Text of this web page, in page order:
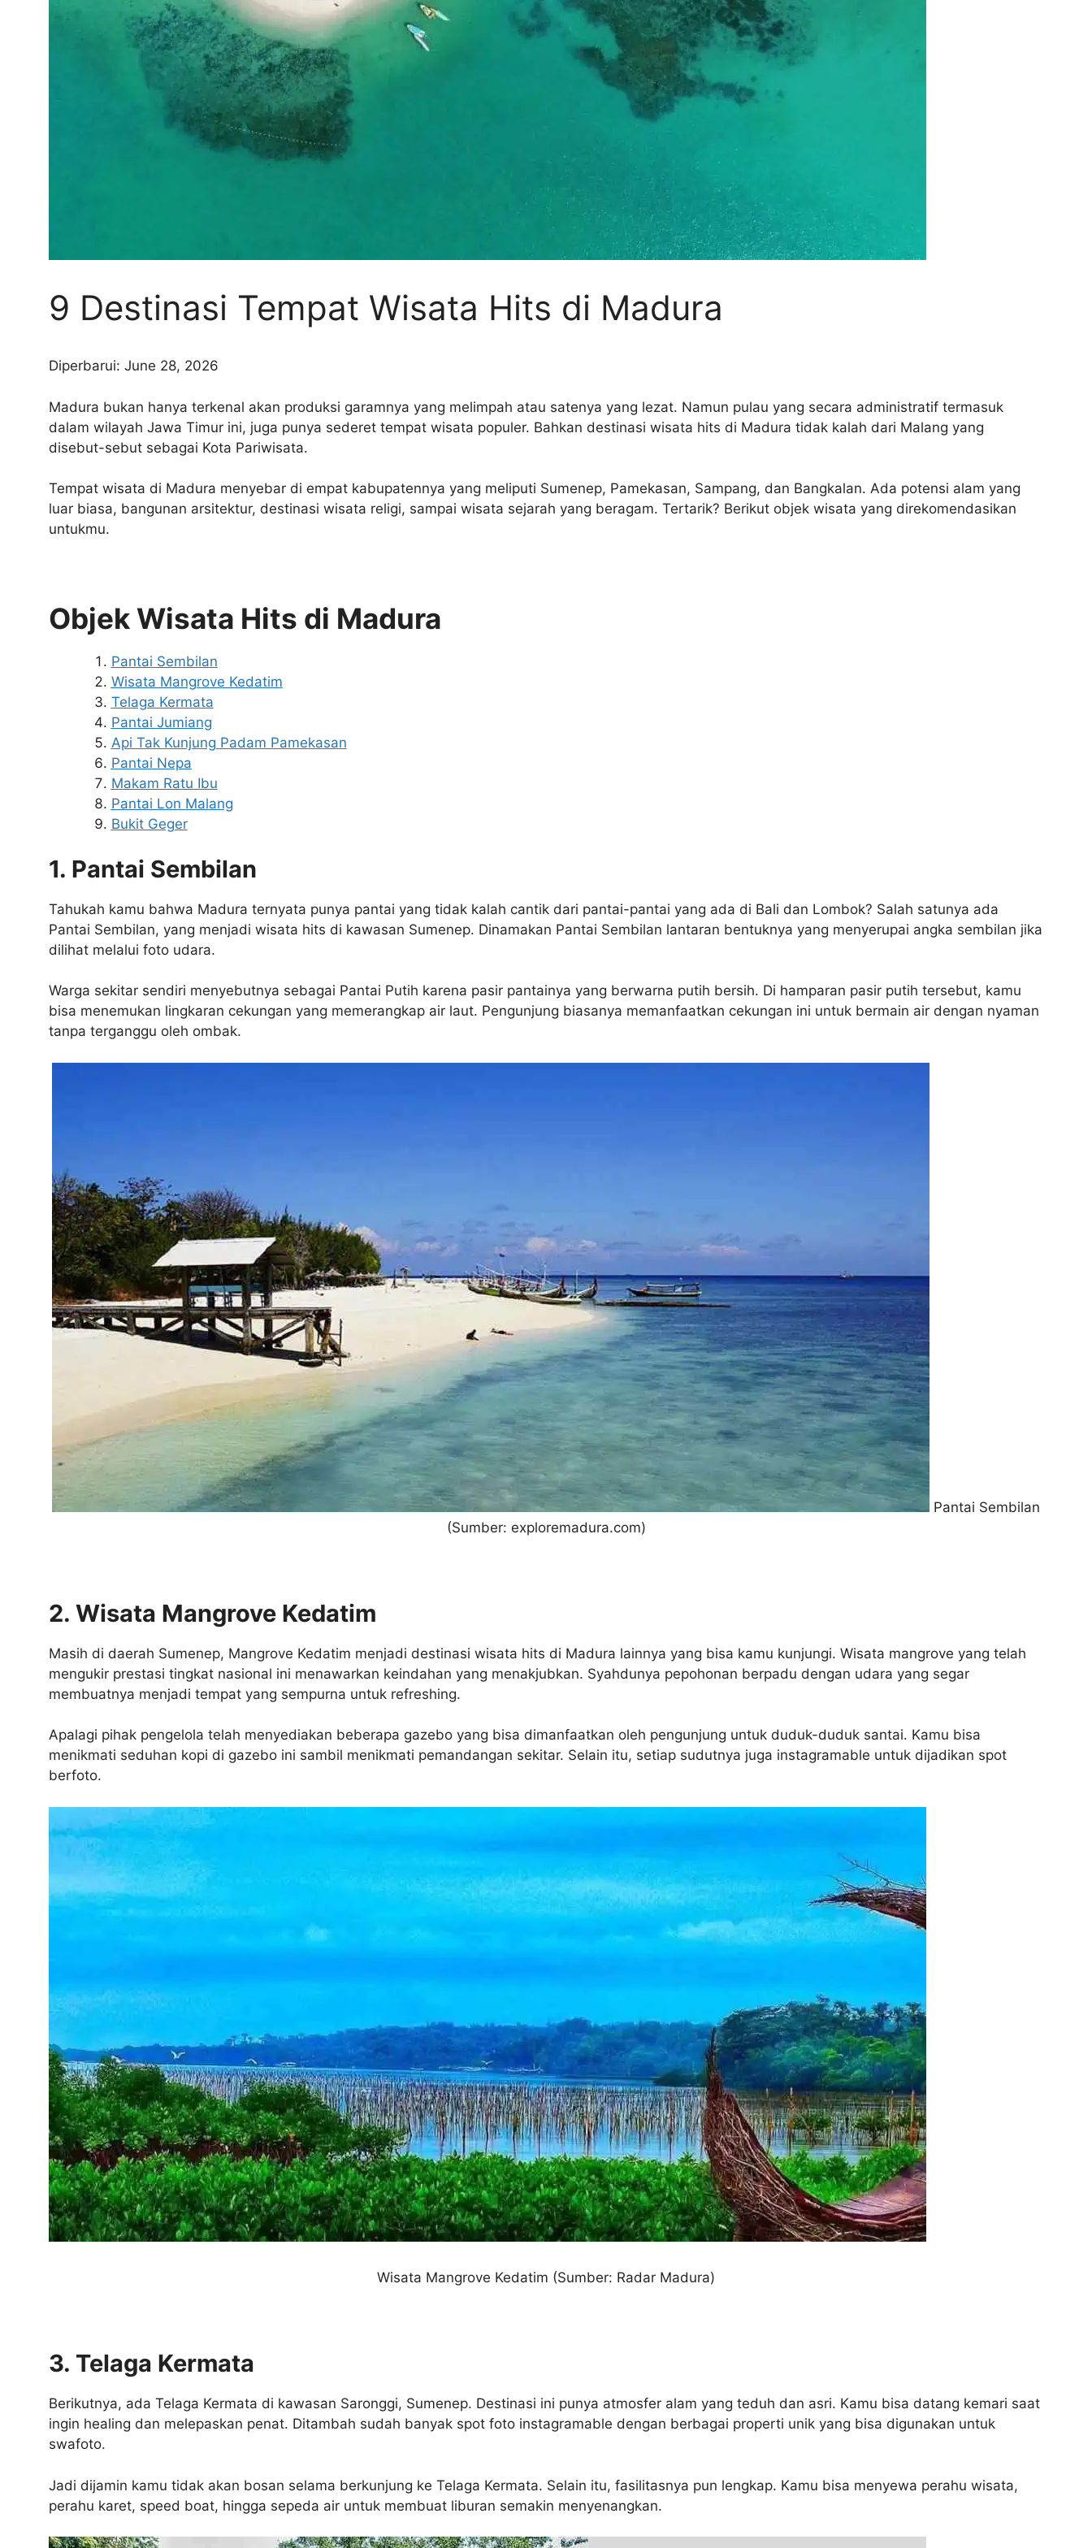
9 Destinasi Tempat Wisata Hits di Madura
Diperbarui: June 28, 2026
Madura bukan hanya terkenal akan produksi garamnya yang melimpah atau satenya yang lezat. Namun pulau yang secara administratif termasuk
dalam wilayah Jawa Timur ini, juga punya sederet tempat wisata populer. Bahkan destinasi wisata hits di Madura tidak kalah dari Malang yang
disebut-sebut sebagai Kota Pariwisata.
Tempat wisata di Madura menyebar di empat kabupatennya yang meliputi Sumenep, Pamekasan, Sampang, dan Bangkalan. Ada potensi alam yang
luar biasa, bangunan arsitektur, destinasi wisata religi, sampai wisata sejarah yang beragam. Tertarik? Berikut objek wisata yang direkomendasikan
untukmu.
Objek Wisata Hits di Madura
Pantai Sembilan
Wisata Mangrove Kedatim
Telaga Kermata
Pantai Jumiang
Api Tak Kunjung Padam Pamekasan
Pantai Nepa
Makam Ratu Ibu
Pantai Lon Malang
Bukit Geger
1. Pantai Sembilan
Tahukah kamu bahwa Madura ternyata punya pantai yang tidak kalah cantik dari pantai-pantai yang ada di Bali dan Lombok? Salah satunya ada
Pantai Sembilan, yang menjadi wisata hits di kawasan Sumenep. Dinamakan Pantai Sembilan lantaran bentuknya yang menyerupai angka sembilan jika
dilihat melalui foto udara.
Warga sekitar sendiri menyebutnya sebagai Pantai Putih karena pasir pantainya yang berwarna putih bersih. Di hamparan pasir putih tersebut, kamu
bisa menemukan lingkaran cekungan yang memerangkap air laut. Pengunjung biasanya memanfaatkan cekungan ini untuk bermain air dengan nyaman
tanpa terganggu oleh ombak.
Pantai Sembilan
(Sumber: exploremadura.com)
2. Wisata Mangrove Kedatim
Masih di daerah Sumenep, Mangrove Kedatim menjadi destinasi wisata hits di Madura lainnya yang bisa kamu kunjungi. Wisata mangrove yang telah
mengukir prestasi tingkat nasional ini menawarkan keindahan yang menakjubkan. Syahdunya pepohonan berpadu dengan udara yang segar
membuatnya menjadi tempat yang sempurna untuk refreshing.
Apalagi pihak pengelola telah menyediakan beberapa gazebo yang bisa dimanfaatkan oleh pengunjung untuk duduk-duduk santai. Kamu bisa
menikmati seduhan kopi di gazebo ini sambil menikmati pemandangan sekitar. Selain itu, setiap sudutnya juga instagramable untuk dijadikan spot
berfoto.
Wisata Mangrove Kedatim (Sumber: Radar Madura)
3. Telaga Kermata
Berikutnya, ada Telaga Kermata di kawasan Saronggi, Sumenep. Destinasi ini punya atmosfer alam yang teduh dan asri. Kamu bisa datang kemari saat
ingin healing dan melepaskan penat. Ditambah sudah banyak spot foto instagramable dengan berbagai properti unik yang bisa digunakan untuk
swafoto.
Jadi dijamin kamu tidak akan bosan selama berkunjung ke Telaga Kermata. Selain itu, fasilitasnya pun lengkap. Kamu bisa menyewa perahu wisata,
perahu karet, speed boat, hingga sepeda air untuk membuat liburan semakin menyenangkan.